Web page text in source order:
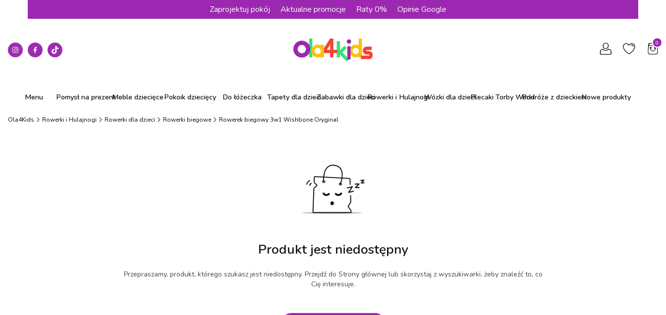
Zaprojektuj pokój Aktualne promocje Raty 0% Opinie Google
Menu Pomysł na prezentMeble dziecięcePokoik dziecięcy Do łóżeczka Tapety dla dzieciZabawki dla dzieciRowerki i HulajnogiWózki dla dzieciPlecaki Torby WorkiPodróże z dzieckiemNowe produkty
Ola4Kids Rowerki i Hulajnogi Rowerki dla dzieci Rowerki biegowe Rowerek biegowy 3w1 Wishbone Oryginal
Produkt jest niedostępny
Przepraszamy, produkt, którego szukasz jest niedostępny. Przejdź do Strony głównej lub skorzystaj z wyszukiwarki, żeby znaleźć to, co
Cię interesuje.